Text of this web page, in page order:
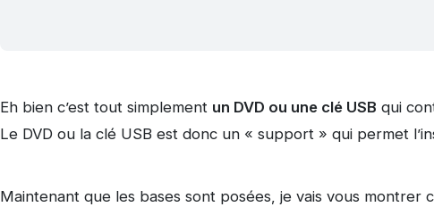
Eh bien c’est tout simplement un DVD ou une clé USB qui
Le DVD ou la clé USB est donc un « support » qui permet
Maintenant que les bases sont posées, je vais vous montrer